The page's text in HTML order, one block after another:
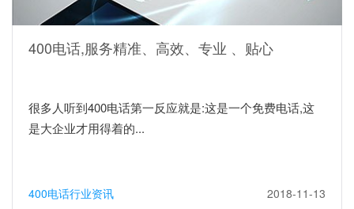
400电话,服务精准、高效、专业 、贴心
很多人听到400电话第一反应就是:这是一个免费电话,这
是大企业才用得着的...
400电话行业资讯 2018-11-13